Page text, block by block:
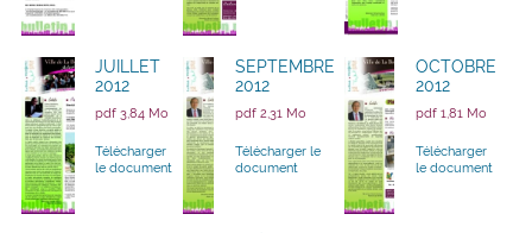
JUILLET
2012
pdf 3,84 Mo
Télécharger
le document
SEPTEMBRE
2012
pdf 2,31 Mo
Télécharger le
document
OCTOBRE
2012
pdf 1,81 Mo
Télécharger
le document